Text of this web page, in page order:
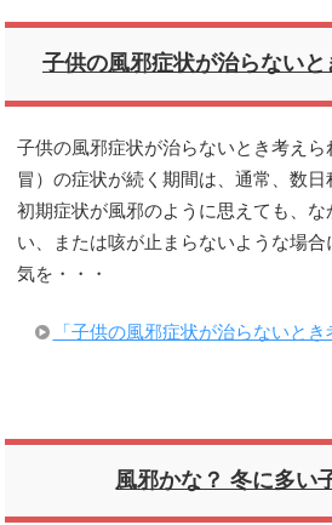
子供の風邪症状が治らない
子供の風邪症状が治らないとき考え
冒）の症状が続く期間は、通常、数日
初期症状が風邪のように思えても、
い、または咳が止まらないような場
気を・・・
「子供の風邪症状が治らないと
風邪かな？ 冬に多い